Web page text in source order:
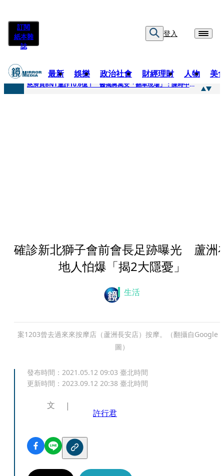
訂閱
紙本雜
誌
登入
最新 娛樂 政治社會 財經理財 人物 美
快訊
慈濟買BNT遭詐10.6億！ 醫揭蔣萬安「翻車現場」：陳時中當年是阻止被騙
確診新北獅子會前會長足跡曝光 蘆洲
地人怕爆「揭2大隱憂」
生活
案1203曾去過來來按摩店（蘆洲長安店）按摩。（翻攝自Google
圖）
發布時間： 2021.05.12 09:03 臺北時間
更新時間： 2023.09.12 20:38 臺北時間
文
許行君